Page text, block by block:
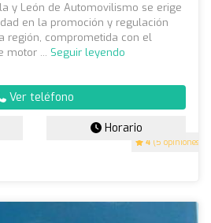
4 (5 opiniones)
y León de Automovilismo se erige
en la promoción y regulación
región, comprometida con el
motor ... Seguir leyendo
Ver teléfono
Horario